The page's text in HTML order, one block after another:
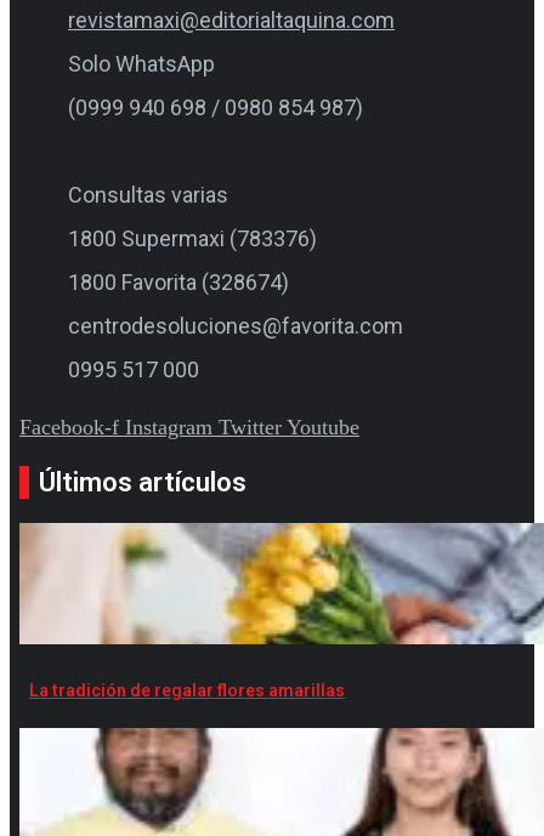
revistamaxi@editorialtaquina.com
Solo WhatsApp
(0999 940 698 / 0980 854 987)
Consultas varias
1800 Supermaxi (783376)
1800 Favorita (328674)
centrodesoluciones@favorita.com
0995 517 000
Facebook-f Instagram Twitter Youtube
Últimos artículos
La tradición de regalar flores amarillas